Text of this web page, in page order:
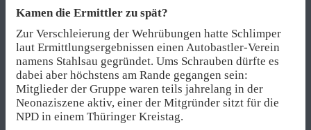
Kamen die Ermittler zu spät?
Zur Verschleierung der Wehrübungen hatte Schlimper
laut Ermittlungsergebnissen einen Autobastler-Verein
namens Stahlsau gegründet. Ums Schrauben dürfte es
dabei aber höchstens am Rande gegangen sein:
Mitglieder der Gruppe waren teils jahrelang in der
Neonaziszene aktiv, einer der Mitgründer sitzt für die
NPD in einem Thüringer Kreistag.